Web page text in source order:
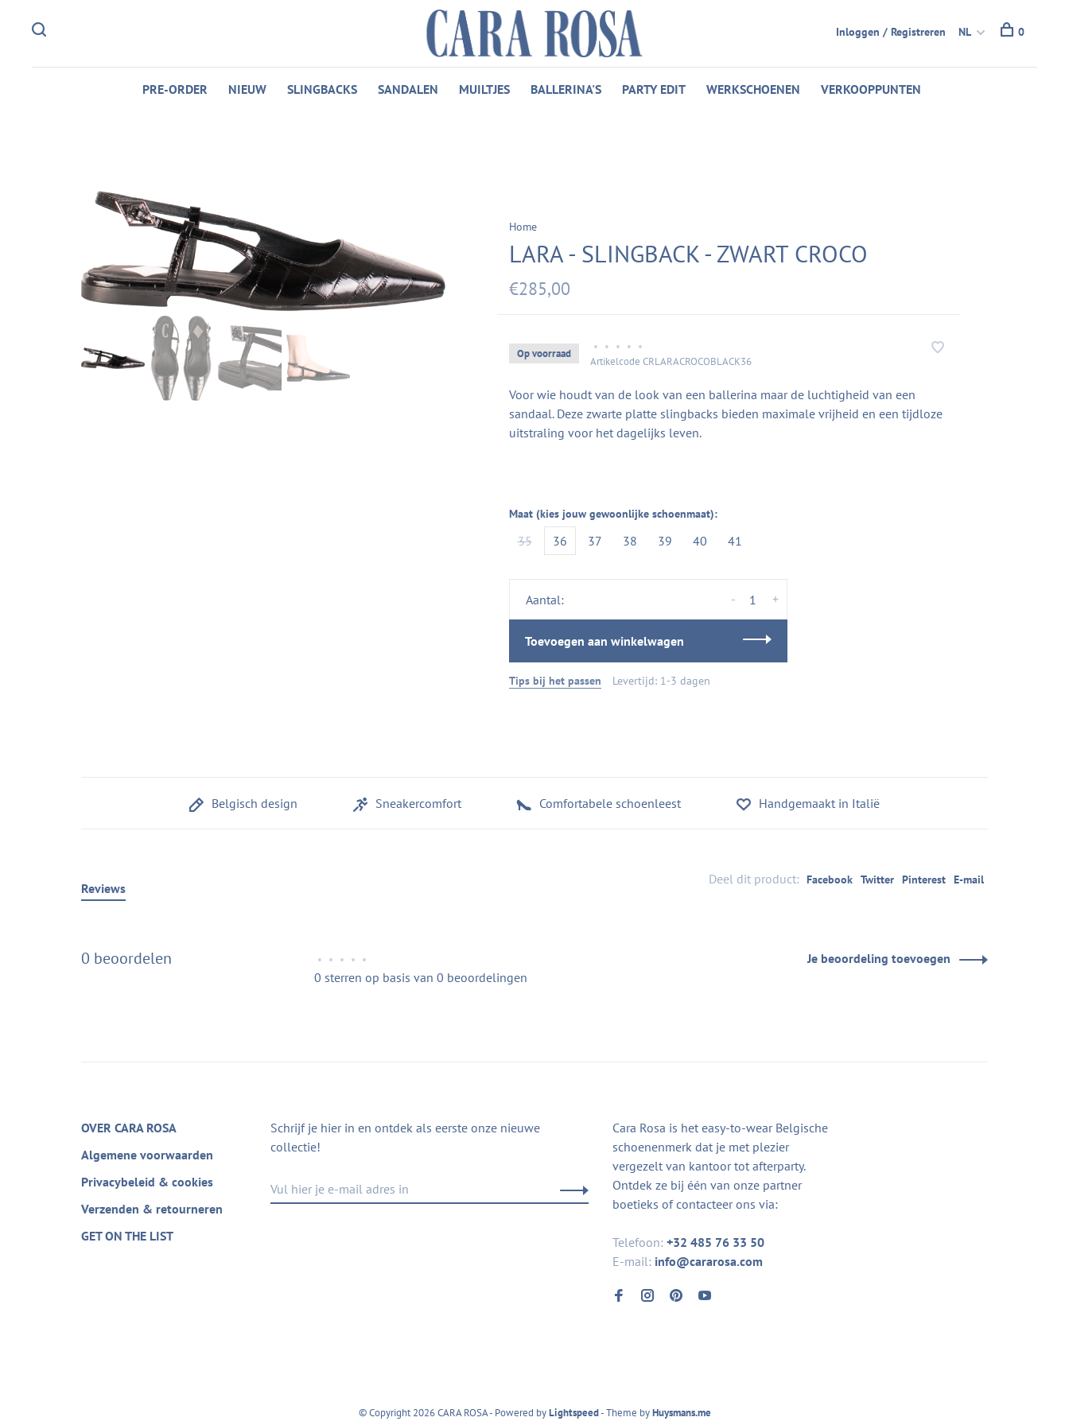
PRE-ORDER NIEUW SLINGBACKS SANDALEN MUILTJES BALLERINA'S PARTY EDIT WERKSCHOENEN VERKOOPPUNTEN
Inloggen / Registreren NL 0
Home
LARA - SLINGBACK - ZWART CROCO
€285,00
Op voorraad
• • • • •
Artikelcode CRLARACROCOBLACK36
Voor wie houdt van de look van een ballerina maar de luchtigheid van een
sandaal. Deze zwarte platte slingbacks bieden maximale vrijheid en een tijdloze
uitstraling voor het dagelijks leven.
Maat (kies jouw gewoonlijke schoenmaat):
35 36 37 38 39 40 41
Aantal: +
-
Toevoegen aan winkelwagen
Tips bij het passen Levertijd: 1-3 dagen
Belgisch design Sneakercomfort Comfortabele schoenleest Handgemaakt in Italië
Deel dit product: Facebook Twitter Pinterest E-mail
Reviews
0 beoordelen • • • • •
0 sterren op basis van 0 beoordelingen
Je beoordeling toevoegen
OVER CARA ROSA
Algemene voorwaarden
Privacybeleid & cookies
Verzenden & retourneren
GET ON THE LIST
Schrijf je hier in en ontdek als eerste onze nieuwe
collectie!
Cara Rosa is het easy-to-wear Belgische
schoenenmerk dat je met plezier
vergezelt van kantoor tot afterparty.
Ontdek ze bij één van onze partner
boetieks of contacteer ons via:
Telefoon: +32 485 76 33 50
E-mail: info@cararosa.com
© Copyright 2026 CARA ROSA- Powered byLightspeed- Theme byHuysmans.me